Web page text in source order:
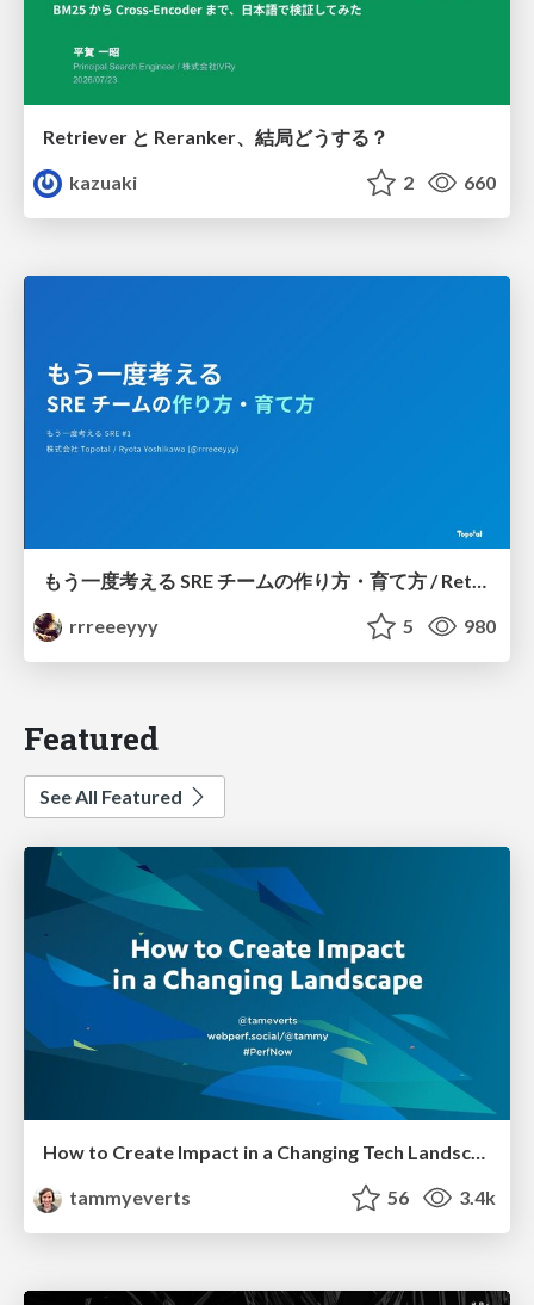
Retriever と Reranker、結局どうする？
kazuaki
2 660
もう一度考える SRE チームの作り方・育て方 / Rethinking SRE #1: Building and Growing SRE Teams
rrreeeyyy
5 980
Featured
See All Featured
How to Create Impact in a Changing Tech Landscape [PerfNow 2023]
tammyeverts
56 3.4k